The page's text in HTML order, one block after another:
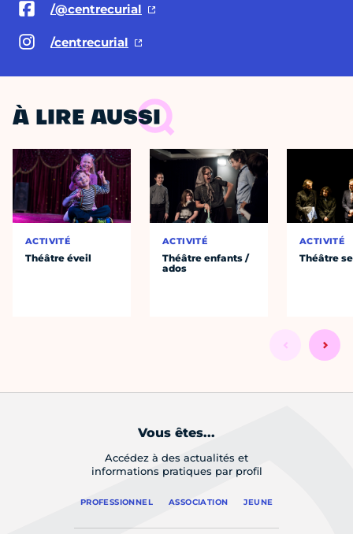
/@centrecurial
/centrecurial
À LIRE AUSSI
ACTIVITÉ
Théâtre éveil
ACTIVITÉ
Théâtre enfants /
ados
ACTIVITÉ
Théâtre
Vous êtes...
Accédez à des actualités et
informations pratiques par profil
PROFESSIONNEL ASSOCIATION JEUNE